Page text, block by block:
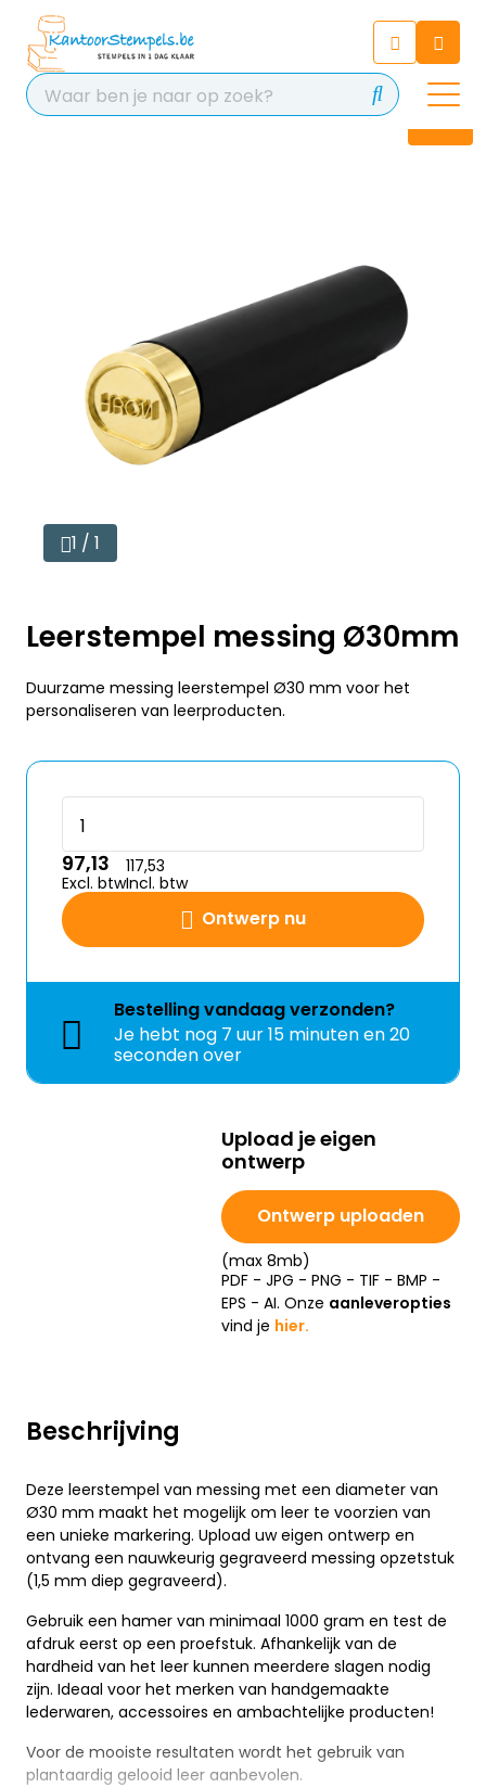
Chat 24/7 met onze chatbot
voor hulp
Contact
Beschrijving
Deze leerstempel van messing met een diameter van
Ø30 mm maakt het mogelijk om leer te voorzien van
een unieke markering. Upload uw eigen ontwerp en
ontvang een nauwkeurig gegraveerd messing opzetstuk
(1,5 mm diep gegraveerd).
Gebruik een hamer van minimaal 1000 gram en test de
afdruk eerst op een proefstuk. Afhankelijk van de
hardheid van het leer kunnen meerdere slagen nodig
zijn. Ideaal voor het merken van handgemaakte
lederwaren, accessoires en ambachtelijke producten!
Voor de mooiste resultaten wordt het gebruik van
plantaardig gelooid leer aanbevolen.
1 / 1
Leerstempel messing Ø30mm
Duurzame messing leerstempel Ø30 mm voor het
personaliseren van leerproducten.
Ontwerp nu
97,13
Excl. btw
117,53
Incl. btw
Bestellingvandaagverzonden?
Je hebt nog 7 uur 15 minuten en 19
seconden over
Upload je eigen
ontwerp
Ontwerp uploaden
(max 8mb)
PDF - JPG - PNG - TIF - BMP -
EPS - AI. Onze aanleveropties
vind je hier.